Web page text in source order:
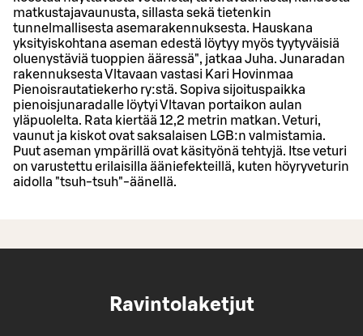
matkustajavaunusta, sillasta sekä tietenkin
tunnelmallisesta asemarakennuksesta. Hauskana
yksityiskohtana aseman edestä löytyy myös tyytyväisiä
oluenystäviä tuoppien ääressä", jatkaa Juha. Junaradan
rakennuksesta Vltavaan vastasi Kari Hovinmaa
Pienoisrautatiekerho ry:stä. Sopiva sijoituspaikka
pienoisjunaradalle löytyi Vltavan portaikon aulan
yläpuolelta. Rata kiertää 12,2 metrin matkan. Veturi,
vaunut ja kiskot ovat saksalaisen LGB:n valmistamia.
Puut aseman ympärillä ovat käsityönä tehtyjä. Itse veturi
on varustettu erilaisilla ääniefekteillä, kuten höyryveturin
aidolla "tsuh-tsuh"-äänellä.
Ravintolaketjut